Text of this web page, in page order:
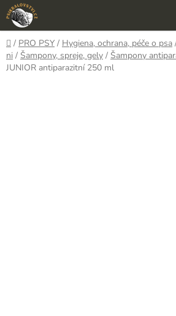
Přejít
na
obsah
Domů
/ PRO PSY / Hygiena, ochrana, péče o psa
ni / Šampony, spreje, gely / Šampony
JUNIOR antiparazitní 250 ml